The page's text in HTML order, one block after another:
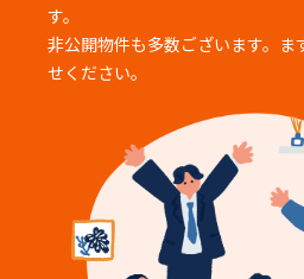
す。
非公開物件も多数ございます。ま
せください。